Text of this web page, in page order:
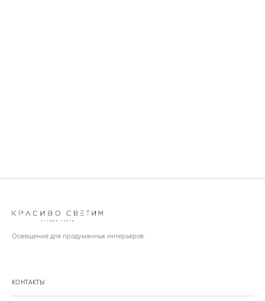
Освещение для продуманных интерьеров.
КОНТАКТЫ